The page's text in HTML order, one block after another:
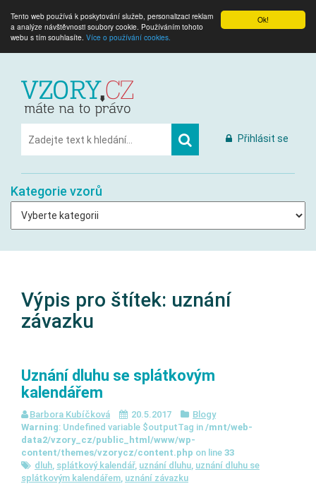
Ok!
Tento web používá k poskytování služeb, personalizaci reklam
a analýze návštěvnosti soubory cookie. Používáním tohoto
webu s tím souhlasíte. Více o používání cookies.
Přihlásit se
Kategorie vzorů
Výpis pro štítek: uznání
závazku
Uznání dluhu se splátkovým
kalendářem
Barbora Kubíčková 20.5.2017
Blogy
Warning: Undefined variable $outputTag in /mnt/web-
data2/vzory_cz/public_html/www/wp-
content/themes/vzorycz/content.php on line 33
dluh, splátkový kalendář, uznání dluhu, uznání dluhu se
splátkovým kalendářem, uznání závazku